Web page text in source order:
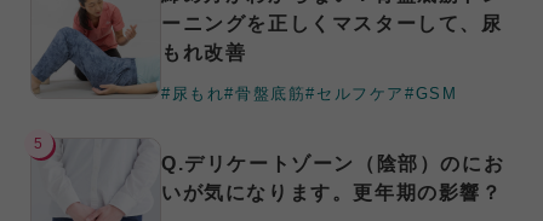
ーニングを正しくマスターして、尿
もれ改善
#尿もれ#骨盤底筋#セルフケア#GSM
5
Q.デリケートゾーン（陰部）のにお
いが気になります。更年期の影響？